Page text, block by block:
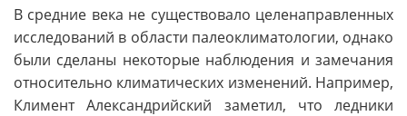
В средние века не существовало целенаправленных
исследований в области палеоклиматологии, однако
были сделаны некоторые наблюдения и замечания
относительно климатических изменений. Например,
Климент Александрийский заметил, что ледники